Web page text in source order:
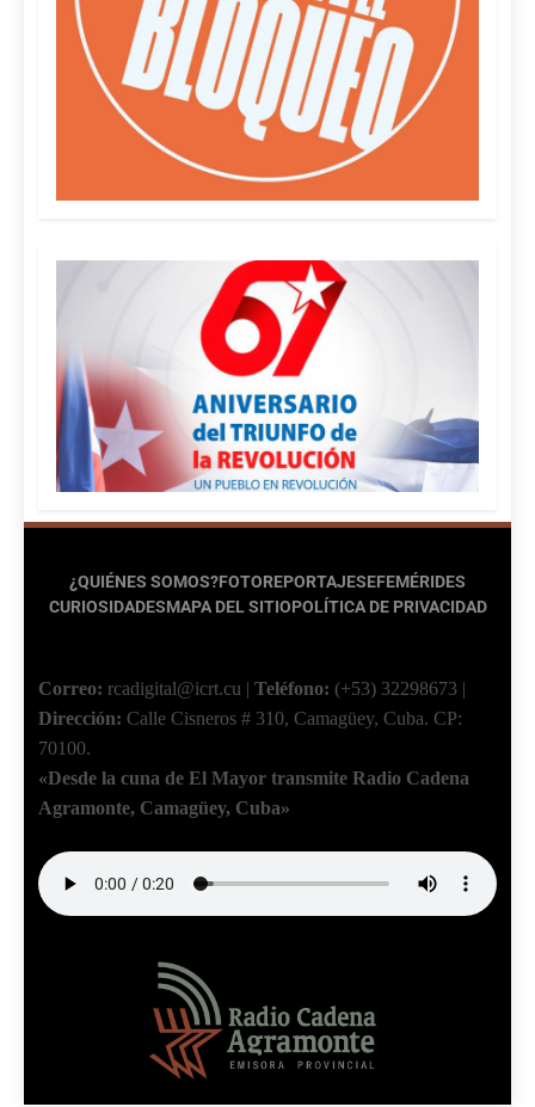
¿QUIÉNES SOMOS?FOTOREPORTAJESEFEMÉRIDES
CURIOSIDADESMAPA DEL SITIOPOLÍTICA DE PRIVACIDAD
Correo: rcadigital@icrt.cu | Teléfono: (+53) 32298673 |
Dirección: Calle Cisneros # 310, Camagüey, Cuba. CP:
70100.
«Desde la cuna de El Mayor transmite Radio Cadena
Agramonte, Camagüey, Cuba»